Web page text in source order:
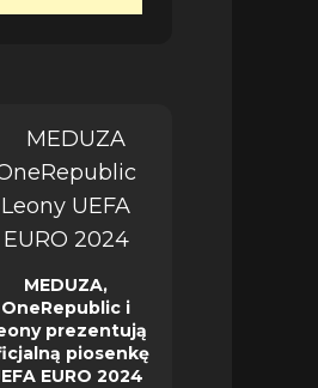
MEDUZA,
OneRepublic i
prezentują
piosenkę
EURO 2024